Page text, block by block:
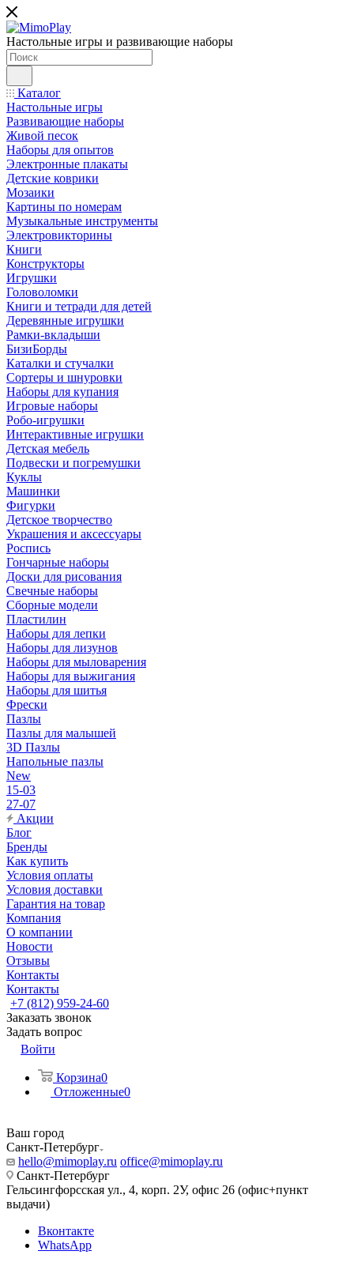
Настольные игры и развивающие наборы
Каталог
Настольные игры
Развивающие наборы
Живой песок
Наборы для опытов
Электронные плакаты
Детские коврики
Мозаики
Картины по номерам
Музыкальные инструменты
Электровикторины
Книги
Конструкторы
Игрушки
Головоломки
Книги и тетради для детей
Деревянные игрушки
Рамки-вкладыши
БизиБорды
Каталки и стучалки
Сортеры и шнуровки
Наборы для купания
Игровые наборы
Робо-игрушки
Интерактивные игрушки
Детская мебель
Подвески и погремушки
Куклы
Машинки
Фигурки
Детское творчество
Украшения и аксессуары
Роспись
Гончарные наборы
Доски для рисования
Свечные наборы
Сборные модели
Пластилин
Наборы для лепки
Наборы для лизунов
Наборы для мыловарения
Наборы для выжигания
Наборы для шитья
Фрески
Пазлы
Пазлы для малышей
3D Пазлы
Напольные пазлы
New
15-03
27-07
Акции
Блог
Бренды
Как купить
Условия оплаты
Условия доставки
Гарантия на товар
Компания
О компании
Новости
Отзывы
Контакты
Контакты
+7 (812) 959-24-60
Заказать звонок
Задать вопрос
Войти
Корзина0
Отложенные0
Ваш город
Санкт-Петербург
hello@mimoplay.ru office@mimoplay.ru
Санкт-Петербург
Гельсингфорсская ул., 4, корп. 2У, офис 26 (офис+пункт
выдачи)
Вконтакте
WhatsApp